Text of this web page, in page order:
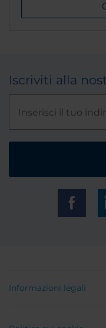
Iscriviti alla
Informazioni legali